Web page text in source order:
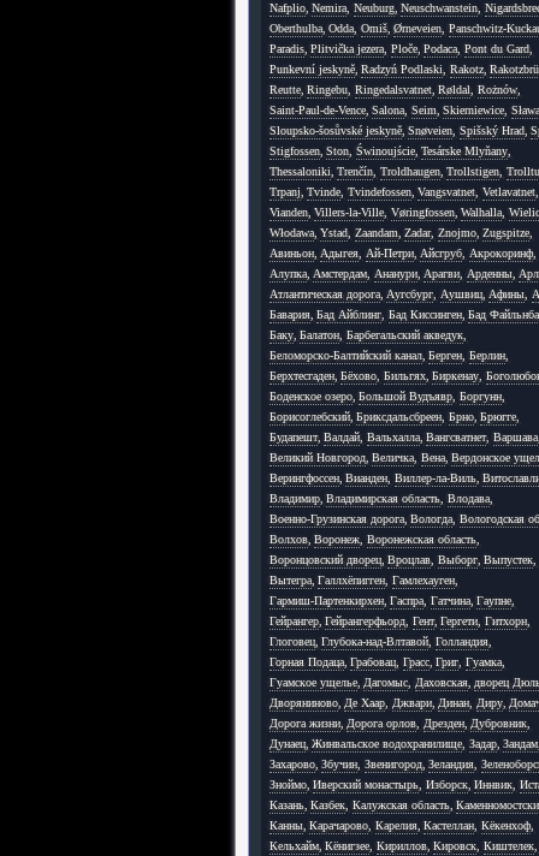
Nafplio, Nemira Neuburg, Neuschwanstein
Oberthulba, Odda Omiš, Ørneveien Panschwitz-
Paradis, Plitvička jezera Ploče, Podaca Pont du Gard,
Punkevní jeskyně, Radzyń Podlaski, Rakotz,
Reutte, Ringebu Ringedalsvatnet, Røldal, Rożnów,
Saint-Paul-de-Vence, Salona Seim, Skierniewice,
Sloupsko-šosůvské jeskyně, Snøveien Spišský Hrad,
Stigfossen, Ston Świnoujście, Tesárske Mlyňany
Thessaloniki, Trenčín Troldhaugen, Trollstigen
Trpanj, Tvinde, Tvindefossen, Vangsvatnet Vetlavatnet,
Vianden, Villers-la-Ville, Vøringfossen, Walhalla
Włodawa, Ystad Zaandam, Zadar, Znojmo, Zugspitze,
Авиньон, Адыгея, Ай-Петри, Айсгруб Акрокоринф,
Алупка, Амстердам Ананури, Арагви Арденны,
Атлантическая дорога, Аугсбург Аушвиц, Афины,
Бавария, Бад Айблинг Бад Киссинген, Бад
Баку, Балатон Барбегальский акведук,
Беломорско-Балтийский канал, Берген Берлин,
Берхтесгаден, Бёхово Бильгях, Биркенау
Боденское озеро, Большой Вудъявр Боргунн,
Борисоглебский, Бриксдальсбреен Брно, Брюгге,
Будапешт, Валдай, Вальхалла, Вангсватнет, Варшава
Великий Новгород, Величка Вена, Вердонское
Верингфоссен, Вианден Виллер-ла-Виль,
Владимир, Владимирская область Влодава,
Военно-Грузинская дорога, Вологда Вологодская
Волхов, Воронеж Воронежская область,
Воронцовский дворец, Вроцлав, Выборг, Выпустек
Вытегра, Галлхёпигген Гамлехауген,
Гармиш-Партенкирхен, Гаспра Гатчина, Гаупне,
Гейрангер, Гейрангерфьорд, Гент, Гергети Гитхорн,
Глоговец, Глубока-над-Влтавой, Голландия,
Горная Подаца, Грабовац Грасс, Григ Гуамка,
Гуамское ущелье, Дагомыс Даховская, дворец
Дворяниново, Де Хаар Джвари, Динан Диру,
Дорога жизни, Дорога орлов, Дрезден, Дубровник
Дунаец, Жинвальское водохранилище, Задар, Зандам
Захарово, Збучин Звенигород, Зеландия,
Зноймо, Иверский монастырь Изборск, Иннвик
Казань, Казбек Калужская область,
Канны, Карачарово Карелия, Кастеллан Кёкенхоф,
Кельхайм, Кёнигзее, Кириллов, Кировск Киштелек,